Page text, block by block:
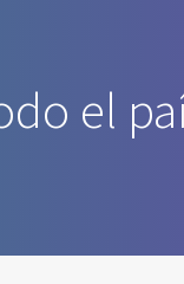
el